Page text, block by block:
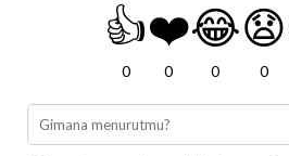
👍
0
❤️
0
😂
0
😧
0